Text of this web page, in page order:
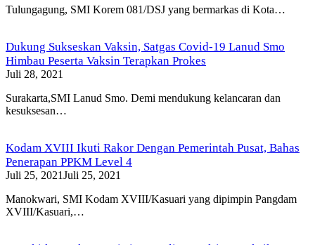
Tulungagung, SMI Korem 081/DSJ yang bermarkas di Kota…
Dukung Sukseskan Vaksin, Satgas Covid-19 Lanud Smo
Himbau Peserta Vaksin Terapkan Prokes
Juli 28, 2021
Surakarta,SMI Lanud Smo. Demi mendukung kelancaran dan
kesuksesan…
Kodam XVIII Ikuti Rakor Dengan Pemerintah Pusat, Bahas
Penerapan PPKM Level 4
Juli 25, 2021Juli 25, 2021
Manokwari, SMI Kodam XVIII/Kasuari yang dipimpin Pangdam
XVIII/Kasuari,…